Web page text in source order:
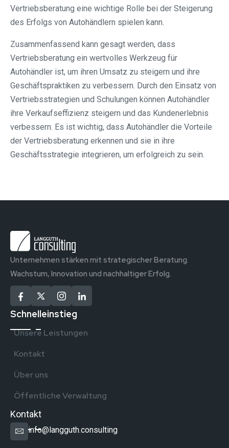
Vertriebsberatung eine wichtige Rolle bei der Steigerung
des Erfolgs von Autohändlern spielen kann.
Zusammenfassend kann gesagt werden, dass
Vertriebsberatung ein wertvolles Werkzeug für
Autohändler ist, um ihren Umsatz zu steigern und ihre
Geschäftspraktiken zu verbessern. Durch den Einsatz von
Vertriebsstrategien und Schulungen können Autohändler
ihre Verkaufseffizienz steigern und das Kundenerlebnis
verbessern. Es ist wichtig, dass Autohändler die Vorteile
der Vertriebsberatung erkennen und sie in ihre
Geschäftsstrategie integrieren, um erfolgreich zu sein.
Unternehmen stärken mit strategischer Beratung.
Wachstum, Innovation und nachhaltiger Erfolg.
Schnelleinstieg
Unsere Leistungen
Kontakt
Über uns
Öffentliche Verwaltung
Kontakt
info@langguth.consulting